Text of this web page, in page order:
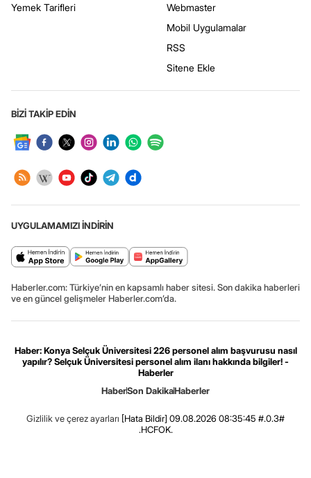
Yemek Tarifleri
Webmaster
Mobil Uygulamalar
RSS
Sitene Ekle
BİZİ TAKİP EDİN
UYGULAMAMIZI İNDİRİN
Haberler.com: Türkiye’nin en kapsamlı haber sitesi. Son dakika haberleri
ve en güncel gelişmeler Haberler.com’da.
Haber: Konya Selçuk Üniversitesi 226 personel alım başvurusu nasıl
yapılır? Selçuk Üniversitesi personel alım ilanı hakkında bilgiler! -
Haberler
HaberSon DakikaHaberler
Gizlilik ve çerez ayarları [Hata Bildir] 09.08.2026 08:35:45 #.0.3#
.HCFOK.